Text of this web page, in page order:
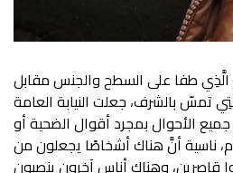
الَّذِي طفا على السطح والجنس مقابل
تمسّ بالشرف، جعلت النيابة العامة
الأحوال بمجرد أقوال الضحية أو
ناسية أنَّ هناك أشخاصًا يجعلون من
قاصرين، وهناك أناس آخرون ينصبون